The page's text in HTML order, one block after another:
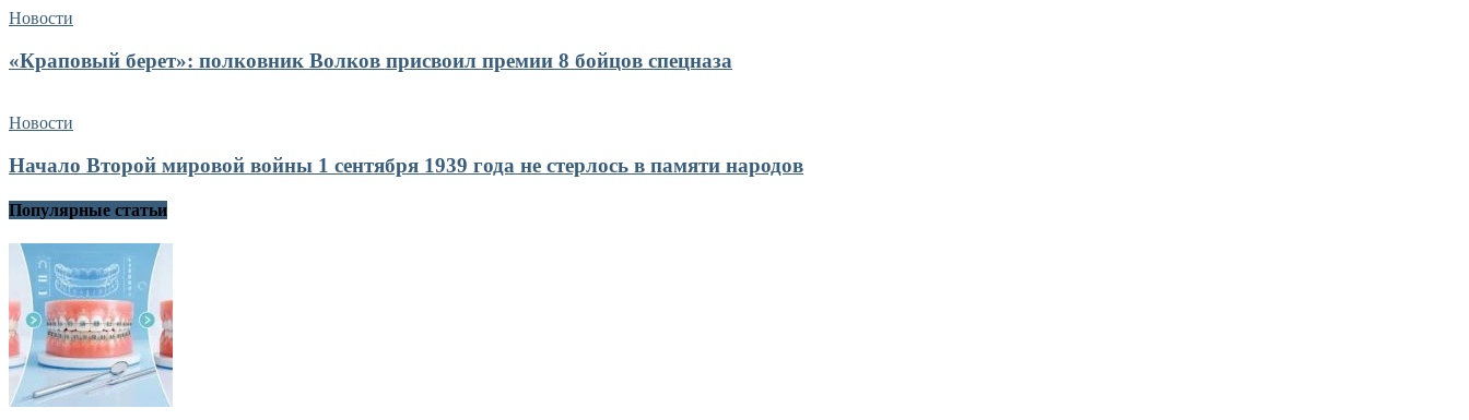
Новости
«Краповый берет»: полковник Волков присвоил премии 8 бойцов спецназа
Новости
Начало Второй мировой войны 1 сентября 1939 года не стерлось в памяти народов
Популярные статьи